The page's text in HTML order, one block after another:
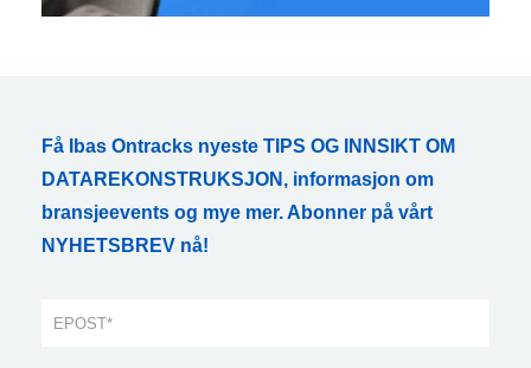
Få Ibas Ontracks nyeste TIPS OG INNSIKT OM
DATAREKONSTRUKSJON, informasjon om
bransjeevents og mye mer. Abonner på vårt
NYHETSBREV nå!